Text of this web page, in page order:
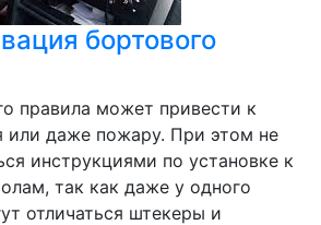
бортового
правила может привести к
или даже пожару. При этом не
инструкциями по установке к
так как даже у одного
отличаться штекеры и